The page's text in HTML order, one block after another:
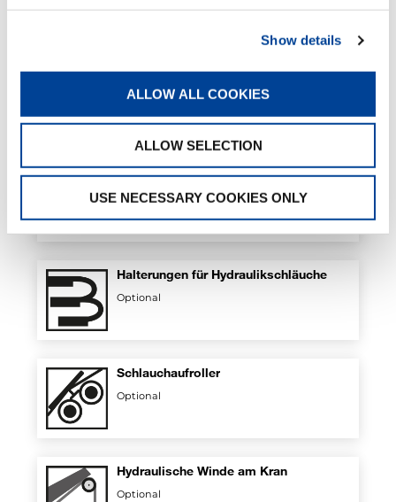
Show details
ALLOW ALL COOKIES
ALLOW SELECTION
USE NECESSARY COOKIES ONLY
Standard
Mechanischer externer Drehbegrenzer
Optional
Halterungen für Hydraulikschläuche
Optional
Schlauchaufroller
Optional
Hydraulische Winde am Kran
Optional